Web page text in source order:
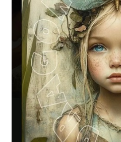
Over mij
Contact